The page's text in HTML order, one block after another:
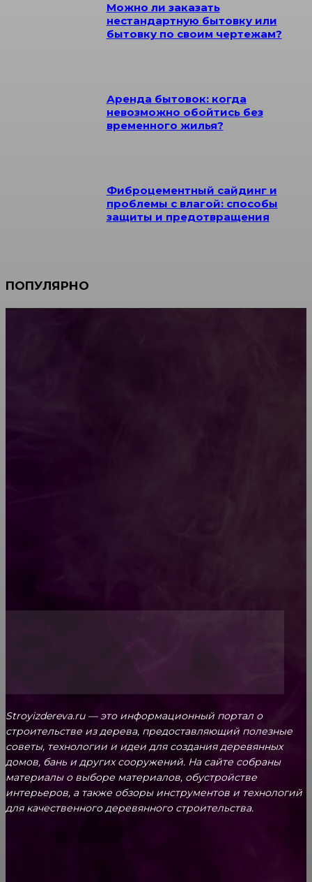
Можно ли заказать
нестандартную бытовку или
бытовку по своим чертежам?
Аренда бытовок: когда
невозможно обойтись без
временного жилья?
Фиброцементный сайдинг и
проблемы с влагой: способы
защиты и предотвращения
ПОПУЛЯРНО
Stroyizdereva.ru — это информационный портал о
строительстве из дерева, предоставляющий полезные
советы, технологии и идеи для создания деревянных
домов, бань и других сооружений. На сайте собраны
материалы о выборе материалов, обустройстве
интерьеров, а также обзоры инструментов и технологий
для качественного деревянного строительства.